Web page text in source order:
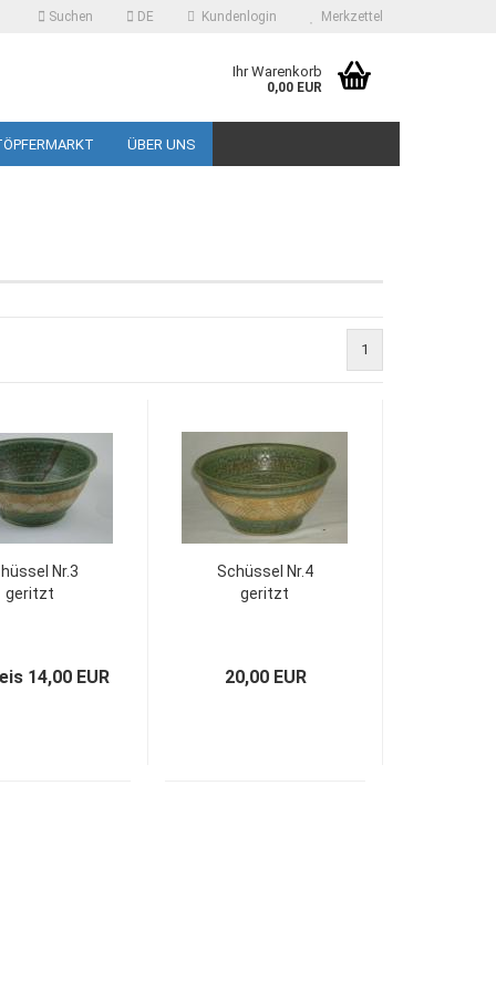
Suchen DE Kundenlogin
erstellen
Merkzettel
Ihr Warenkorb
0,00 EUR
ÜBER UNS
1
Nr.3
geritzt
14,00 EUR
Schüssel Nr.4
geritzt
20,00 EUR